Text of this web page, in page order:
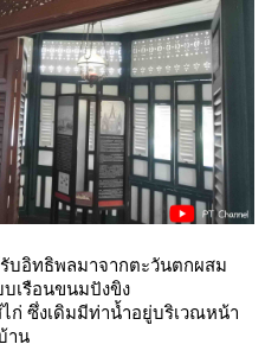
บอิทธิพลมาจากตะวันตกผสม
เรือนขนมปังขิง
ก่ ซึ่งเดิมมีท่าน้ำอยู่บริเวณหน้า
าน